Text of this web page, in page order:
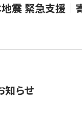
震 緊急支援｜
知らせ